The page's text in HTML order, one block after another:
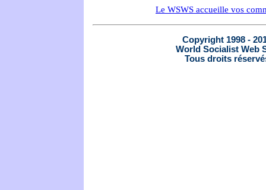
Le WSWS accueille vos
Copyright 1998 -
World Socialist Web
Tous droits